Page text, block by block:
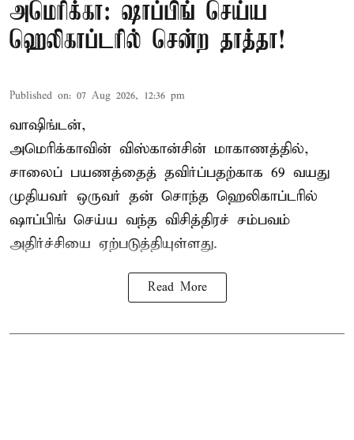
அமெரிக்கா: ஷாப்பிங் செய்ய
ஹெலிகாப்டரில் சென்ற தாத்தா!
Published on: 07 Aug 2026, 12:36 pm
வாஷிங்டன்,
அமெரிக்காவின் விஸ்கான்சின் மாகாணத்தில்,
சாலைப் பயணத்தைத் தவிர்ப்பதற்காக 69 வயது
முதியவர் ஒருவர் தன் சொந்த ஹெலிகாப்டரில்
ஷாப்பிங் செய்ய வந்த விசித்திரச் சம்பவம்
அதிர்ச்சியை ஏற்படுத்தியுள்ளது.
Read More